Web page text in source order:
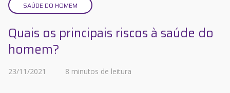
SAÚDE DO HOMEM
Quais os principais riscos à saúde do
homem?
23/11/2021 8 minutos de leitura